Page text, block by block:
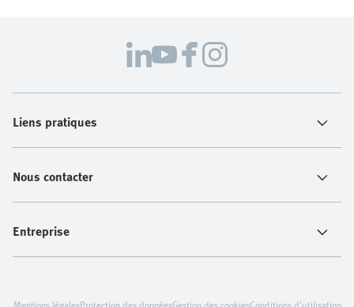
Liens pratiques
Nous contacter
Entreprise